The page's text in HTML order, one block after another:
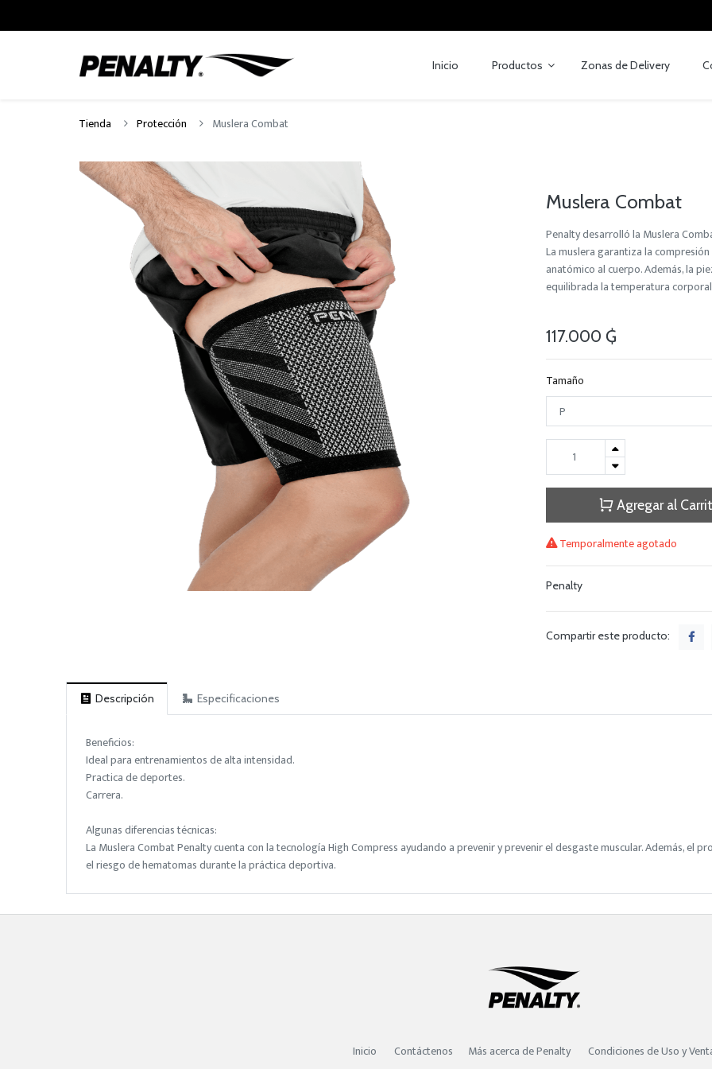
Inicio Productos Zonas de Delivery
Tienda Protección Muslera Combat
Muslera Combat
Penalty desarrolló la Muslera
La muslera garantiza la
anatómico al cuerpo. Además, la
equilibrada la temperatura
117.000 ₲
Tamaño
Agregar al
Temporalmente agotado
Penalty
Compartir este producto:
Descripción Especificaciones
Beneficios:
Ideal para entrenamientos de alta intensidad.
Practica de deportes.
Carrera.
Algunas diferencias técnicas:
La Muslera Combat Penalty cuenta con la tecnología High Compress ayudando a prevenir y prevenir el desgaste muscular. Además, el
el riesgo de hematomas durante la práctica deportiva.
Inicio Contáctenos Más acerca de Penalty Condiciones de Uso y